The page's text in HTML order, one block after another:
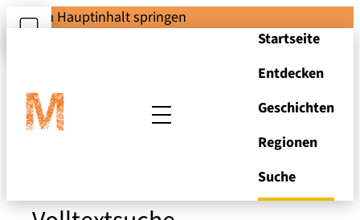
Zum Hauptinhalt springen
Startseite
Entdecken
Geschichten
Regionen
Suche
Suchen und Stöbern
in den Brandenburger